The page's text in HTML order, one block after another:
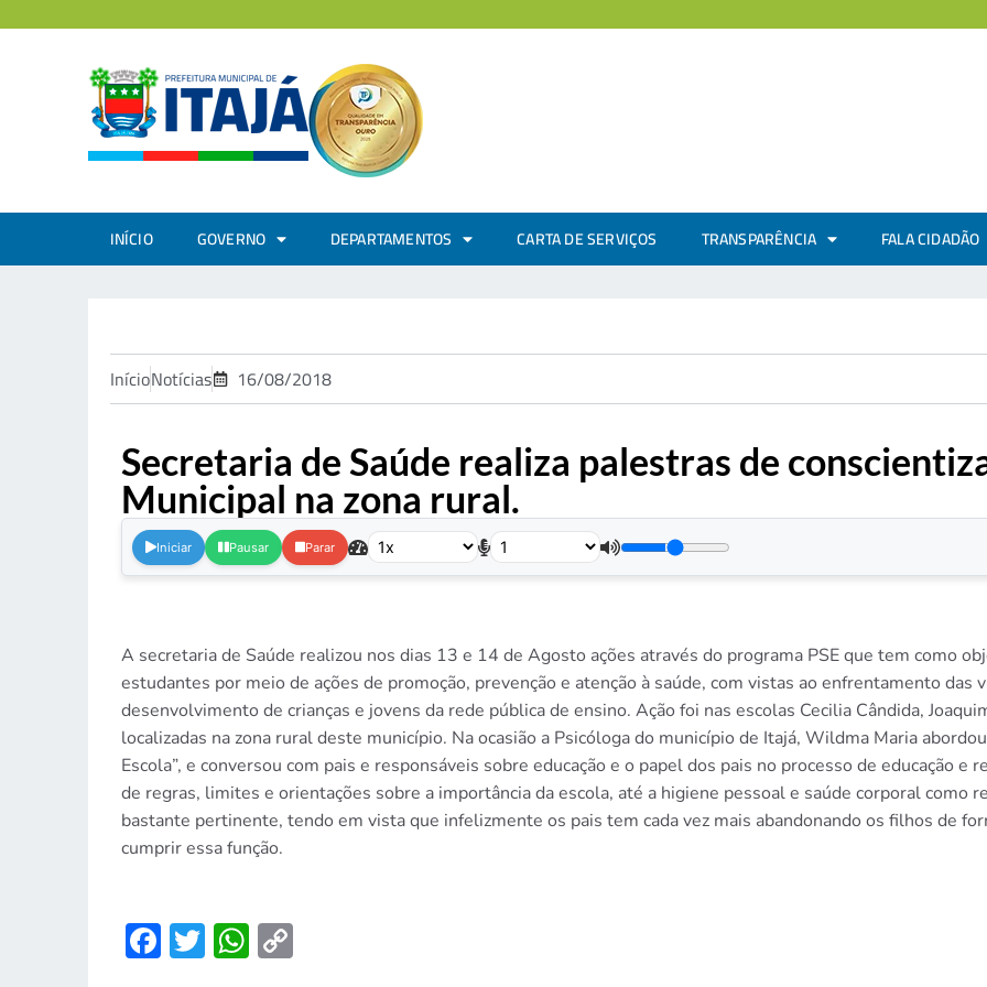
INÍCIO GOVERNO DEPARTAMENTOS CARTA DE SERVIÇOS TRANSPARÊNCIA FALA CIDADÃO
InícioNotícias 16/08/2018
Secretaria de Saúde realiza palestras de
Municipal na zona rural.
Iniciar Pausar Parar
A secretaria de Saúde realizou nos dias 13 e 14 de Agosto ações através do programa PSE que tem como
estudantes por meio de ações de promoção, prevenção e atenção à saúde, com vistas ao enfrentamento
desenvolvimento de crianças e jovens da rede pública de ensino. Ação foi nas escolas Cecilia Cândida,
localizadas na zona rural deste município. Na ocasião a Psicóloga do município de Itajá, Wildma Maria
Escola”, e conversou com pais e responsáveis sobre educação e o papel dos pais no processo de educação e
de regras, limites e orientações sobre a importância da escola, até a higiene pessoal e saúde corporal como
bastante pertinente, tendo em vista que infelizmente os pais tem cada vez mais abandonando os filhos de
cumprir essa função.
Facebook
TwitterWhatsApp
Copy